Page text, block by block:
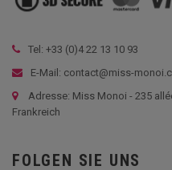
Tel: +33 (0)4 22 13 10 93
E-Mail: contact@miss-
Adresse: Miss Monoi - 235
Frankreich
FOLGEN SIE UNS